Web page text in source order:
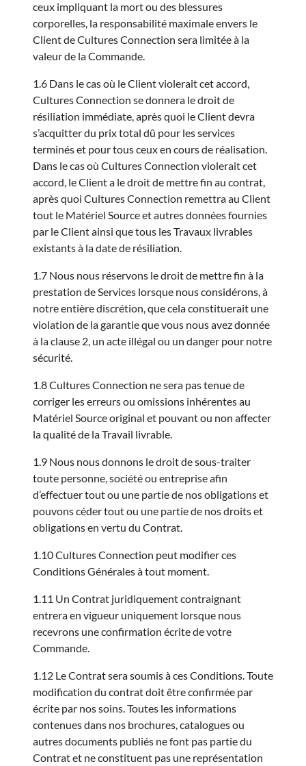
ceux impliquant la mort ou des blessures
corporelles, la responsabilité maximale envers le
Client de Cultures Connection sera limitée à la
valeur de la Commande.
1.6 Dans le cas où le Client violerait cet accord,
Cultures Connection se donnera le droit de
résiliation immédiate, après quoi le Client devra
s’acquitter du prix total dû pour les services
terminés et pour tous ceux en cours de réalisation.
Dans le cas où Cultures Connection violerait cet
accord, le Client a le droit de mettre fin au contrat,
après quoi Cultures Connection remettra au Client
tout le Matériel Source et autres données fournies
par le Client ainsi que tous les Travaux livrables
existants à la date de résiliation.
1.7 Nous nous réservons le droit de mettre fin à la
prestation de Services lorsque nous considérons, à
notre entière discrétion, que cela constituerait une
violation de la garantie que vous nous avez donnée
à la clause 2, un acte illégal ou un danger pour notre
sécurité.
1.8 Cultures Connection ne sera pas tenue de
corriger les erreurs ou omissions inhérentes au
Matériel Source original et pouvant ou non affecter
la qualité de la Travail livrable.
1.9 Nous nous donnons le droit de sous-traiter
toute personne, société ou entreprise afin
d’effectuer tout ou une partie de nos obligations et
pouvons céder tout ou une partie de nos droits et
obligations en vertu du Contrat.
1.10 Cultures Connection peut modifier ces
Conditions Générales à tout moment.
1.11 Un Contrat juridiquement contraignant
entrera en vigueur uniquement lorsque nous
recevrons une confirmation écrite de votre
Commande.
1.12 Le Contrat sera soumis à ces Conditions. Toute
modification du contrat doit être confirmée par
écrite par nos soins. Toutes les informations
contenues dans nos brochures, catalogues ou
autres documents publiés ne font pas partie du
Contrat et ne constituent pas une représentation